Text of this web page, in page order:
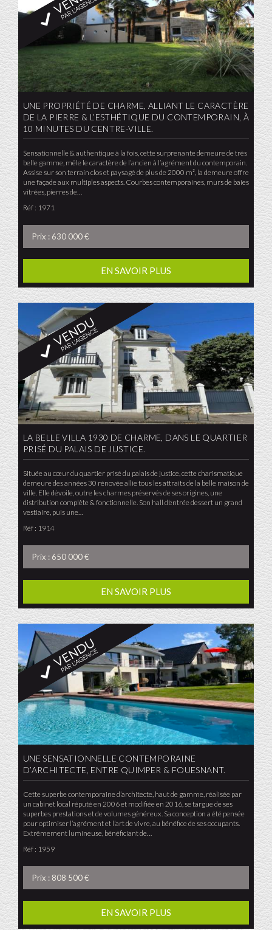
UNE PROPRIÉTÉ DE CHARME, ALLIANT LE CARACTÈRE
DE LA PIERRE & L’ESTHÉTIQUE DU CONTEMPORAIN, À
10 MINUTES DU CENTRE-VILLE.
Sensationnelle & authentique à la fois, cette surprenante demeure de très
belle gamme, mêle le caractère de l’ancien à l’agrément du contemporain.
Assise sur son terrain clos et paysagé de plus de 2000 m², la demeure offre
une façade aux multiples aspects. Courbes contemporaines, murs de baies
vitrées, pierres de…
Réf : 1971
Prix : 630 000 €
EN SAVOIR PLUS
LA BELLE VILLA 1930 DE CHARME, DANS LE QUARTIER
PRISÉ DU PALAIS DE JUSTICE.
Située au cœur du quartier prisé du palais de justice, cette charismatique
demeure des années 30 rénovée allie tous les attraits de la belle maison de
ville. Elle dévoile, outre les charmes préservés de ses origines, une
distribution complète & fonctionnelle. Son hall d’entrée dessert un grand
vestiaire, puis une…
Réf : 1914
Prix : 650 000 €
EN SAVOIR PLUS
UNE SENSATIONNELLE CONTEMPORAINE
D’ARCHITECTE, ENTRE QUIMPER & FOUESNANT.
Cette superbe contemporaine d’architecte, haut de gamme, réalisée par
un cabinet local réputé en 2006 et modifiée en 2016, se targue de ses
superbes prestations et de volumes généreux. Sa conception a été pensée
pour optimiser l’agrément et l’art de vivre, au bénéfice de ses occupants.
Extrêmement lumineuse, bénéficiant de…
Réf : 1959
Prix : 808 500 €
EN SAVOIR PLUS